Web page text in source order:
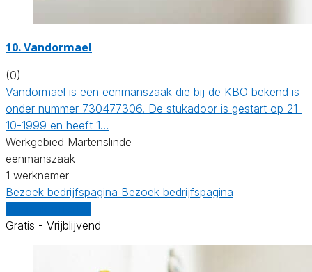
10. Vandormael
(0)
Vandormael is een eenmanszaak die bij de KBO bekend is
onder nummer 730477306. De stukadoor is gestart op 21-
10-1999 en heeft 1…
Werkgebied Martenslinde
eenmanszaak
1 werknemer
Bezoek bedrijfspagina Bezoek bedrijfspagina
Gratis - Vrijblijvend